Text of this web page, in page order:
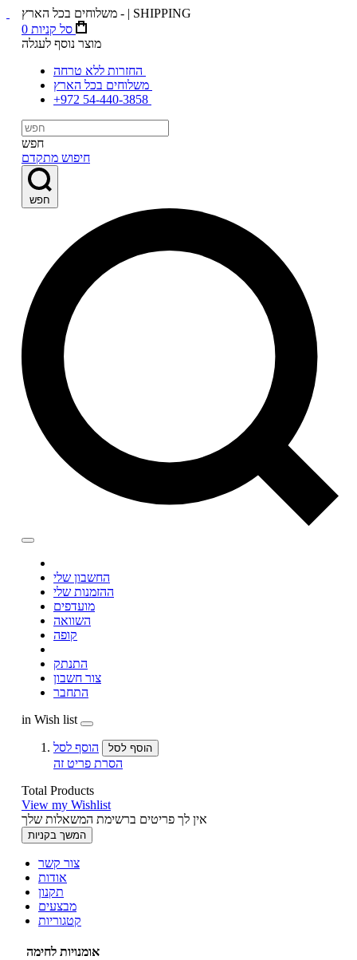
משלוחים בכל הארץ - | SHIPPING
0 סל קניות
מוצר נוסף לעגלה
+972 54-440-3858
חפש
חיפוש מתקדם
חפש
החשבון שלי
ההזמנות שלי
מועדפים
השוואה
קופה
התנתק
צור חשבון
התחבר
in Wish list
הוסף לסל הוסף לסל
הסרת פריט זה
Total Products
View my Wishlist
אין לך פריטים ברשימת המשאלות שלך
המשך בקניות
צור קשר
אודות
תקנון
מבצעים
קטגוריות
אומנויות לחימה